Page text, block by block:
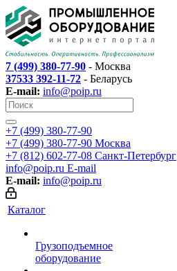
7 (499) 380-77-90 - Москва
37533 392-11-72 - Беларусь
E-mail: info@poip.ru
+7 (499) 380-77-90
+7 (499) 380-77-90 Москва
+7 (812) 602-77-08 Санкт-Петербург
info@poip.ru E-mail
E-mail: info@poip.ru
Каталог
Грузоподъемное
оборудование